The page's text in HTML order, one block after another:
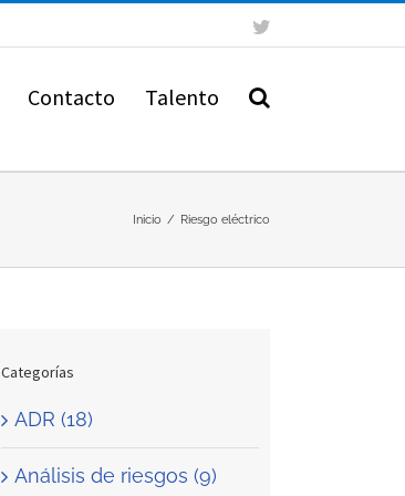
Twitter
Contacto Talento
Inicio / Riesgo eléctrico
Categorías
ADR (18)
Análisis de riesgos (9)